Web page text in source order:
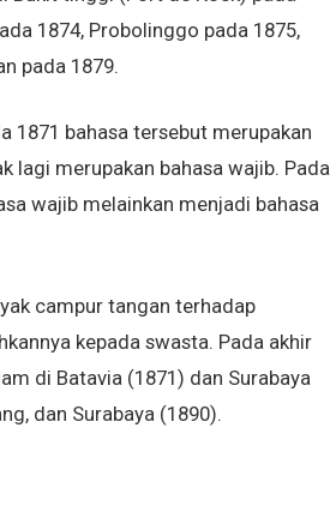
1874, Probolinggo pada 1875,
pada 1879.
1871 bahasa tersebut merupakan
lagi merupakan bahasa wajib. Pada
wajib melainkan menjadi bahasa
campur tangan terhadap
kepada swasta. Pada akhir
di Batavia (1871) dan Surabaya
dan Surabaya (1890).